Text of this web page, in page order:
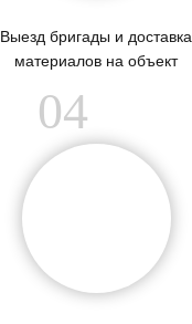
Выезд бригады и доставка
материалов на объект
04